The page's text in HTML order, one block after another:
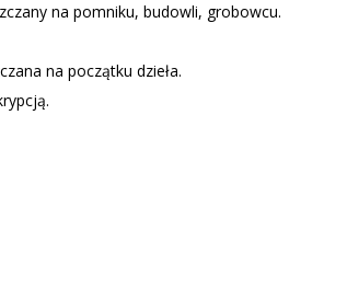
na pomniku, budowli, grobowcu.
na początku dzieła.